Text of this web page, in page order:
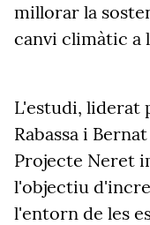
millorar la
canvi climàtic a
L'estudi, liderat
Rabassa i
Projecte Neret
l'objectiu
l'entorn de les